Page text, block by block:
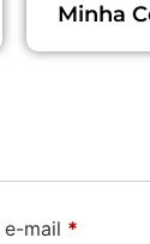
Minha
mail *